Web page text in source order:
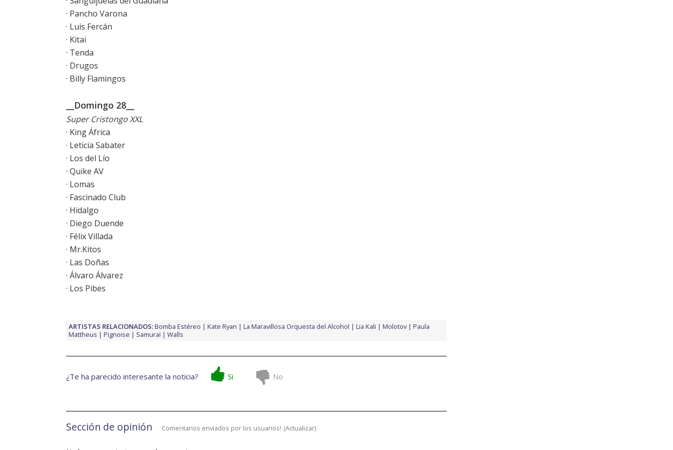
· Pancho Varona
· Luis Fercán
· Kitai
· Tenda
· Drugos
· Billy Flamingos
__Domingo 28__
Super Cristongo XXL
· King África
· Leticia Sabater
· Los del Lío
· Quike AV
· Lomas
· Fascinado Club
· Hidalgo
· Diego Duende
· Félix Villada
· Mr.Kitos
· Las Doñas
· Álvaro Álvarez
· Los Pibes
ARTISTAS RELACIONADOS:Bomba Estéreo Kate Ryan La Maravillosa Orquesta del Alcohol Lia Kali Molotov
Paula
Mattheus
Pignoise Samuraï Walls
¿Te ha parecido interesante la noticia? Si No
Sección de opinión Comentarios enviados por los usuarios! (Actualizar)